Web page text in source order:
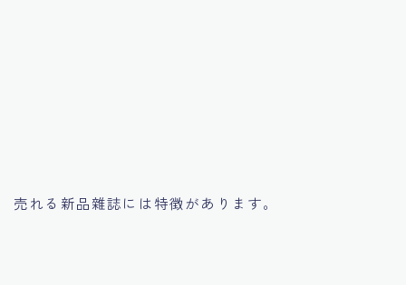
売れる新品雜誌には特徴があります。